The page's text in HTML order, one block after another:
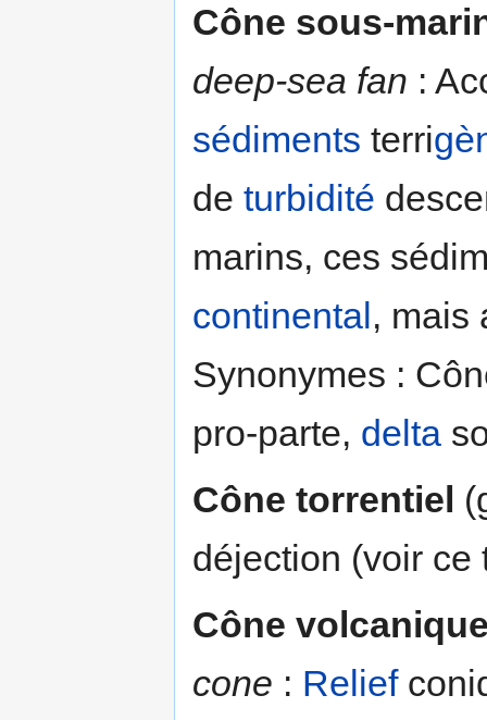
Cône sous-
deep-sea fan :
sédiments terri
de turbidité
marins, ces
continental , mais
Synonymes :
pro-parte, delta
Cône torrentiel
déjection (voir ce
Cône
cone : Relief